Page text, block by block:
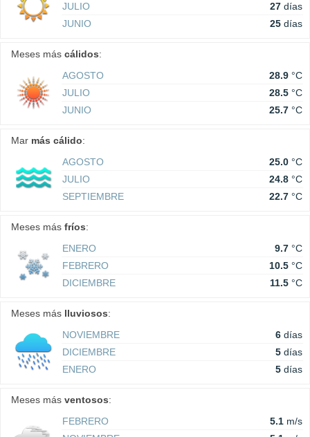
JULIO
27 días
JUNIO
25 días
Meses más cálidos:
AGOSTO
28.9 °C
JULIO
28.5 °C
JUNIO
25.7 °C
Mar más cálido:
AGOSTO
25.0 °C
JULIO
24.8 °C
SEPTIEMBRE
22.7 °C
Meses más fríos:
ENERO
9.7 °C
FEBRERO
10.5 °C
DICIEMBRE
11.5 °C
Meses más lluviosos:
NOVIEMBRE
6 días
DICIEMBRE
5 días
ENERO
5 días
Meses más ventosos:
FEBRERO
5.1 m/s